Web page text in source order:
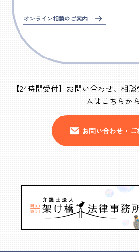
オンライン相談のご案内
【24時間受付】お問い合わせ、相
ームはこちらから
お問い合わせ・ご